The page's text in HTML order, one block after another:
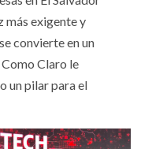
más exigente y
convierte en un
Claro le
un pilar para el